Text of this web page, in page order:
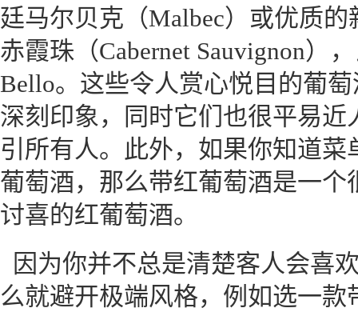
廷马尔贝克（Malbec）或优质
赤霞珠（Cabernet Sauvignon）
Bello。这些令人赏心悦目的葡
深刻印象，同时它们也很平易
引所有人。此外，如果你知道
葡萄酒，那么带红葡萄酒是一
讨喜的红葡萄酒。
因为你并不总是清楚客人会喜
么就避开极端风格，例如选一